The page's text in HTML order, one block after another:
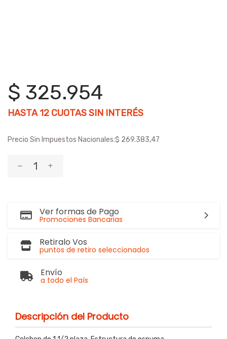
$ 325.954
HASTA12 CUOTAS SIN INTERÉS
Precio Sin Impuestos Nacionales:$ 269.383,47
Ver formas de Pago
Promociones Bancarias
Retiralo Vos
puntos de retiro seleccionados
Envío
a todo el País
Descripción del Producto